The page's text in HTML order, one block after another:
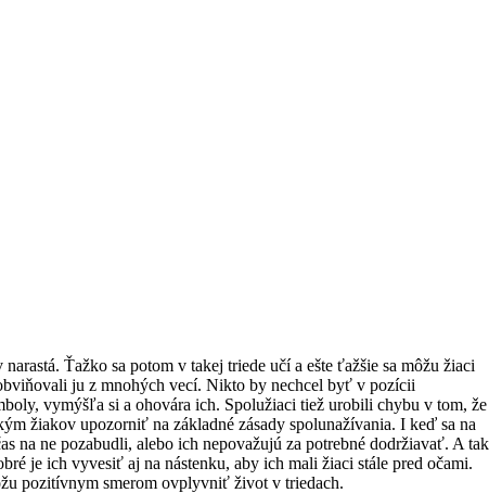
Ťažko sa potom v takej triede učí a ešte ťažšie sa môžu žiaci
ju z mnohých vecí. Nikto by nechcel byť v pozícii
vymýšľa si a ohovára ich. Spolužiaci tiež urobili chybu v tom, že
žiakov upozorniť na základné zásady spolunažívania. I keď sa na
na ne pozabudli, alebo ich nepovažujú za potrebné dodržiavať. A tak
je ich vyvesiť aj na nástenku, aby ich mali žiaci stále pred očami.
pozitívnym smerom ovplyvniť život v triedach.